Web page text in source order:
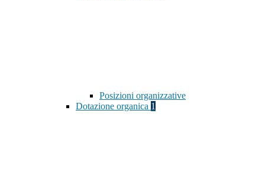
Posizioni organizzative
Dotazione organica 1